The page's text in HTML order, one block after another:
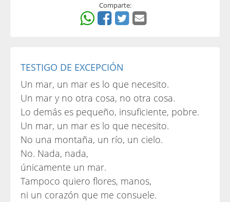
Comparte:
TESTIGO DE EXCEPCIÓN
Un mar, un mar es lo que necesito.
Un mar y no otra cosa, no otra cosa.
Lo demás es pequeño, insuficiente, pobre.
Un mar, un mar es lo que necesito.
No una montaña, un río, un cielo.
No. Nada, nada,
únicamente un mar.
Tampoco quiero flores, manos,
ni un corazón que me consuele.